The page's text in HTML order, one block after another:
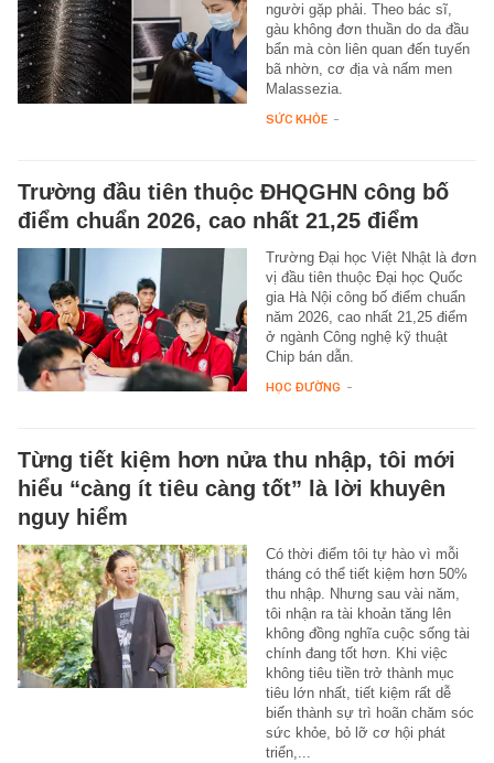
người gặp phải. Theo bác sĩ,
gàu không đơn thuần do da đầu
bẩn mà còn liên quan đến tuyến
bã nhờn, cơ địa và nấm men
Malassezia.
SỨC KHỎE -
Trường đầu tiên thuộc ĐHQGHN công bố
điểm chuẩn 2026, cao nhất 21,25 điểm
Trường Đại học Việt Nhật là đơn
vị đầu tiên thuộc Đại học Quốc
gia Hà Nội công bố điểm chuẩn
năm 2026, cao nhất 21,25 điểm
ở ngành Công nghệ kỹ thuật
Chip bán dẫn.
HỌC ĐƯỜNG -
Từng tiết kiệm hơn nửa thu nhập, tôi mới
hiểu “càng ít tiêu càng tốt” là lời khuyên
nguy hiểm
Có thời điểm tôi tự hào vì mỗi
tháng có thể tiết kiệm hơn 50%
thu nhập. Nhưng sau vài năm,
tôi nhận ra tài khoản tăng lên
không đồng nghĩa cuộc sống tài
chính đang tốt hơn. Khi việc
không tiêu tiền trở thành mục
tiêu lớn nhất, tiết kiệm rất dễ
biến thành sự trì hoãn chăm sóc
sức khỏe, bỏ lỡ cơ hội phát
triển,...